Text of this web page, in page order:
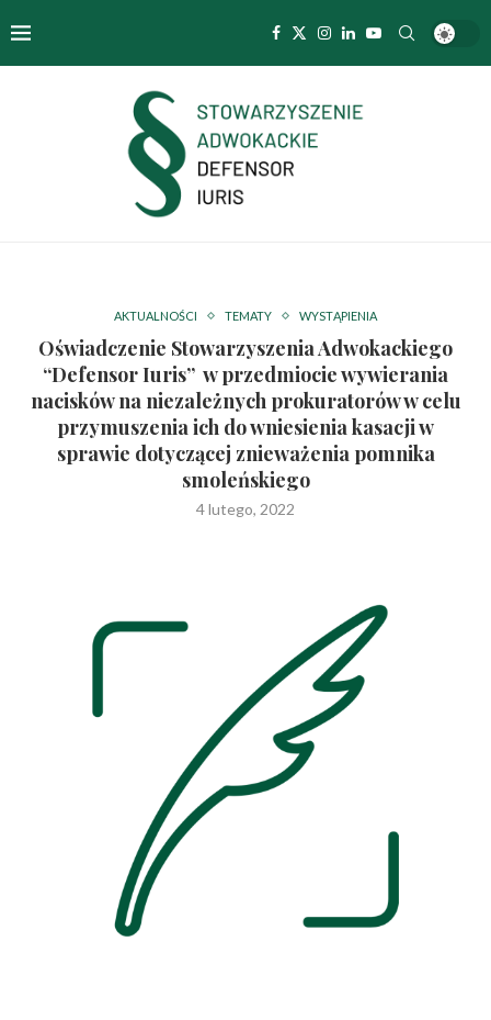
AKTUALNOŚCI TEMATY WYSTĄPIENIA
Oświadczenie Stowarzyszenia Adwokackiego
“Defensor Iuris” w przedmiocie wywierania
nacisków na niezależnych prokuratorów w celu
przymuszenia ich do wniesienia kasacji w
sprawie dotyczącej znieważenia pomnika
smoleńskiego
4 lutego, 2022